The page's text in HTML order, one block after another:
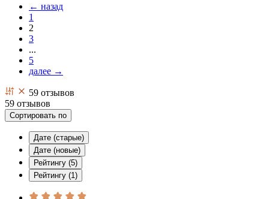
← назад
1
2
3
...
5
далее →
59 отзывов
59 отзывов
Сортировать по
Дате (старые)
Дате (новые)
Рейтингу (5)
Рейтингу (1)